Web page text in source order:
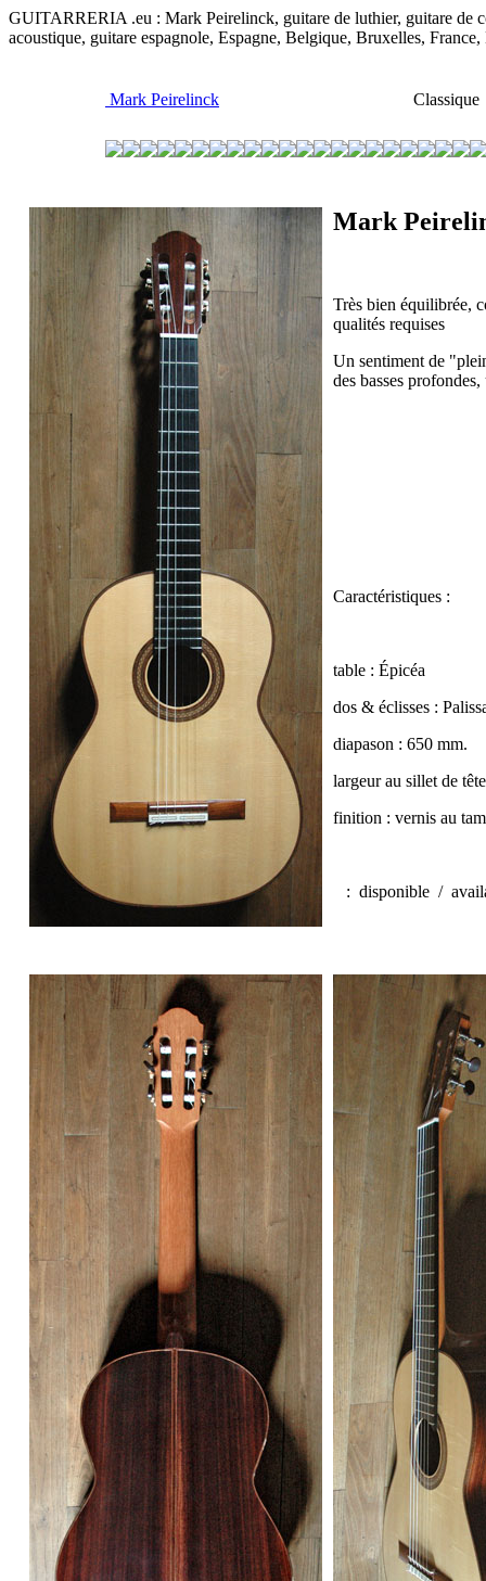
GUITARRERIA .eu : Mark Peirelinck, guitare de luthier, guitare de
acoustique, guitare espagnole, Espagne, Belgique, Bruxelles,
Mark Peirelinck
Mark
Très bien équilibrée,
qualités requises
Un sentiment de
des basses
Caractéristiques :
table : Épicéa
dos & éclisses :
diapason : 650 mm.
largeur au sillet de
finition : vernis au
: disponible /